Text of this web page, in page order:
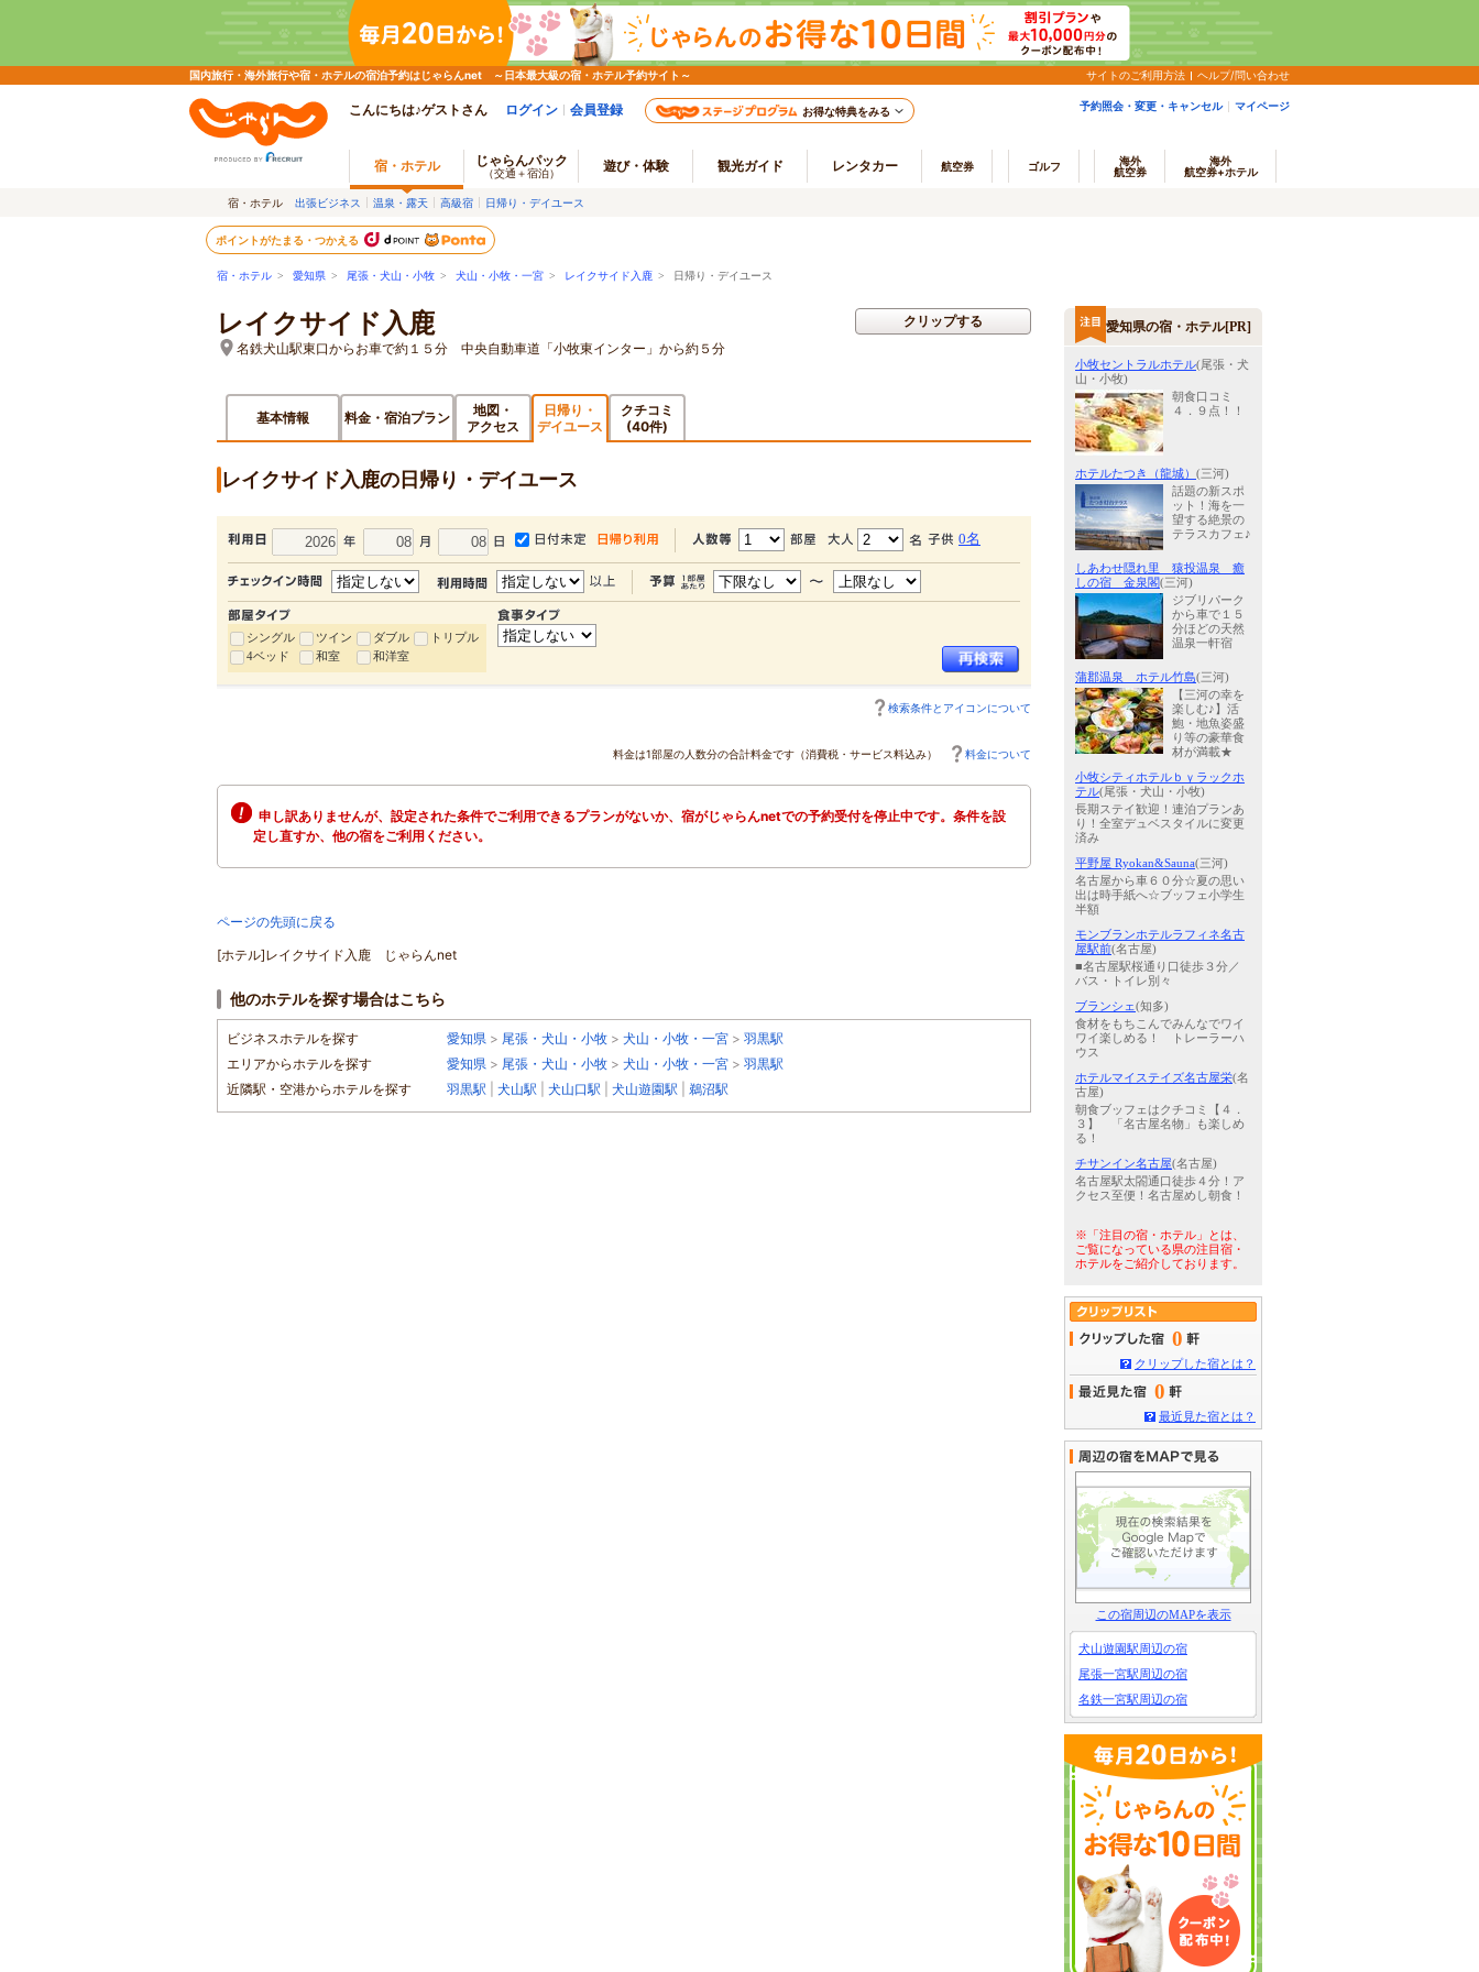
国内旅行・海外旅行や宿・ホテルの宿泊予約はじゃらんnet ～日本最大級の宿・ホテル予約サイト～ サイトのご利用方法 ヘルプ/問い合わせ
こんにちは♪ゲストさん ログイン 会員登録 お得な特典をみる 予約照会・変更・キャンセル マイページ
宿・ホテル じゃらんパック
（交通＋宿泊） 遊び・体験 観光ガイド レンタカー 航空券 ゴルフ
海外
航空券
海外
航空券+ホテル
宿・ホテル 出張ビジネス 温泉・露天 高級宿 日帰り・デイユース
ポイントがたまる・つかえる
宿・ホテル > 愛知県 > 尾張・犬山・小牧 > 犬山・小牧・一宮 > レイクサイド入鹿 > 日帰り・デイユース
レイクサイド入鹿
名鉄犬山駅東口からお車で約１５分 中央自動車道「小牧東インター」から約５分
クリップする
基本情報 料金・宿泊プラン
地図・
アクセス
日帰り・
デイユース
クチコミ
(40件)
レイクサイド入鹿の日帰り・デイユース
0名
シングル ツイン ダブル
トリプル
4ベッド
和室 和洋室
検索条件とアイコンについて
料金は1部屋の人数分の合計料金です（消費税・サービス料込み） 料金について
申し訳ありませんが、設定された条件でご利用できるプランがないか、宿がじゃらんnetでの予約受付を停止中です。条件を設
定し直すか、他の宿をご利用ください。
ページの先頭に戻る
[ホテル]レイクサイド入鹿 じゃらんnet
他のホテルを探す場合はこちら
ビジネスホテルを探す 愛知県 > 尾張・犬山・小牧 > 犬山・小牧・一宮 > 羽黒駅
エリアからホテルを探す
愛知県 > 尾張・犬山・小牧 > 犬山・小牧・一宮 > 羽黒駅
近隣駅・空港からホテルを探す
羽黒駅 犬山駅 犬山口駅 犬山遊園駅 鵜沼駅
愛知県の宿・ホテル[PR]
小牧セントラルホテル(尾張・犬
山・小牧)
朝食口コミ
４．９点！！
ホテルたつき（龍城） (三河)
話題の新スポ
ット！海を一
望する絶景の
テラスカフェ♪
しあわせ隠れ里 猿投温泉 癒
しの宿 金泉閣(三河)
ジブリパーク
から車で１５
分ほどの天然
温泉一軒宿
蒲郡温泉 ホテル竹島(三河)
【三河の幸を
楽しむ♪】活
鮑・地魚姿盛
り等の豪華食
材が満載★
小牧シティホテルｂｙラックホ
テル(尾張・犬山・小牧)
長期ステイ歓迎！連泊プランあ
り！全室デュベスタイルに変更
済み
平野屋 Ryokan&Sauna(三河)
名古屋から車６０分☆夏の思い
出は時手紙へ☆ブッフェ小学生
半額
モンブランホテルラフィネ名古
屋駅前(名古屋)
■名古屋駅桜通り口徒歩３分／
バス・トイレ別々
ブランシェ(知多)
食材をもちこんでみんなでワイ
ワイ楽しめる！ トレーラーハ
ウス
ホテルマイステイズ名古屋栄(名
古屋)
朝食ブッフェはクチコミ【４．
３】 「名古屋名物」も楽しめ
る！
チサンイン名古屋(名古屋)
名古屋駅太閤通口徒歩４分！ア
クセス至便！名古屋めし朝食！
※「注目の宿・ホテル」とは、
ご覧になっている県の注目宿・
ホテルをご紹介しております。
0
クリップした宿とは？
0
最近見た宿とは？
この宿周辺のMAPを表示
犬山遊園駅周辺の宿
尾張一宮駅周辺の宿
名鉄一宮駅周辺の宿